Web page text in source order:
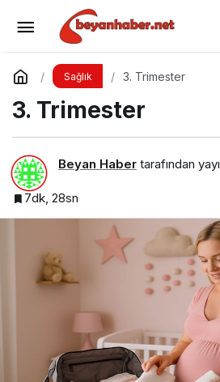
Sağlık 3. Trimester
3. Trimester
Beyan Haber tarafından
7dk, 28sn
2. Trimester